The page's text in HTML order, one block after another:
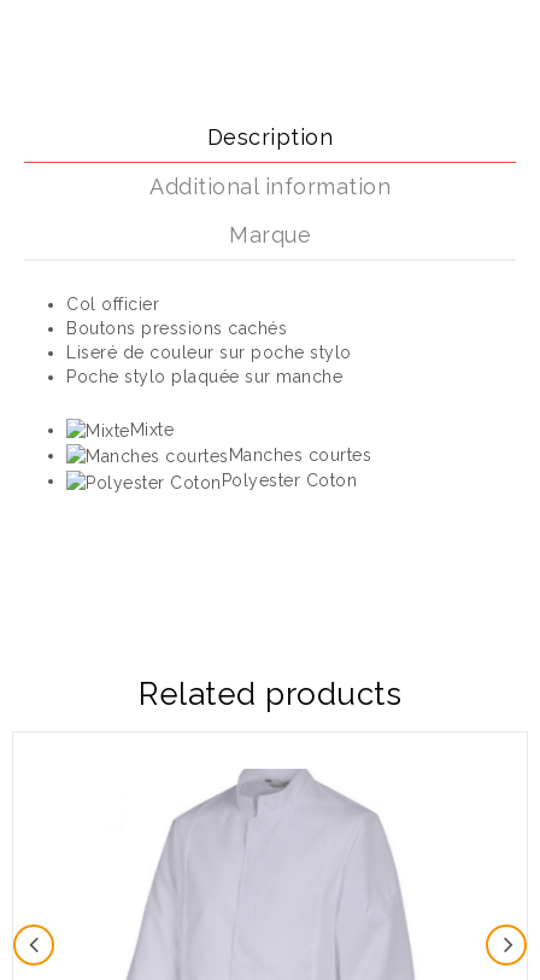
Description
Additional information
Marque
Col officier
Boutons pressions cachés
Liseré de couleur sur poche stylo
Poche stylo plaquée sur manche
Mixte
Manches courtes
Polyester Coton
Related products